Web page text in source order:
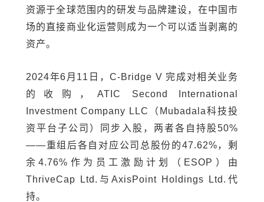
资源于全球范围内的研发与品牌建设，在中国市
场的直接商业化运营则成为一个可以适当剥离的
资产。
2024年6月11日，C-Bridge V 完成对相关业务
的收购，ATIC Second International
Investment Company LLC（Mubadala科技投
资平台子公司）同步入股，两者各自持股50%
——重组后各自对应公司总股份的47.62%，剩
余4.76%作为员工激励计划（ESOP）由
ThriveCap Ltd.与AxisPoint Holdings Ltd.代
持。